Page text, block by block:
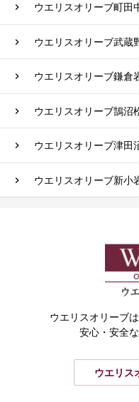
ウエリスオリーブ町田
ウエリスオリーブ武蔵
ウエリスオリーブ鎌倉
ウエリスオリーブ鵠沼
ウエリスオリーブ津田
ウエリスオリーブ新小
ウエリスオリーブは
安心・安全
ウエリス